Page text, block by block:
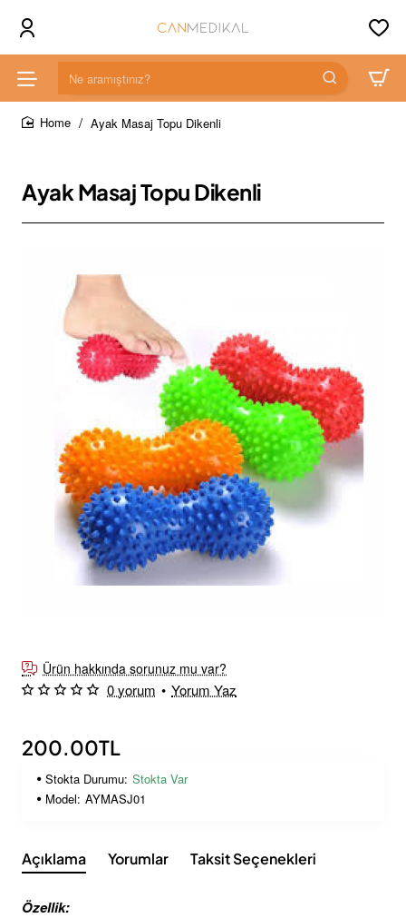
Ne
aramıştınız?
Ayak Masaj Topu Dikenli
Ayak Masaj Topu Dikenli
Ürün hakkında sorunuz mu var?
0 yorum • Yorum Yaz
200.00TL
Stokta Durumu: Stokta Var
Model: AYMASJ01
Açıklama Yorumlar Taksit Seçenekleri
Özellik: